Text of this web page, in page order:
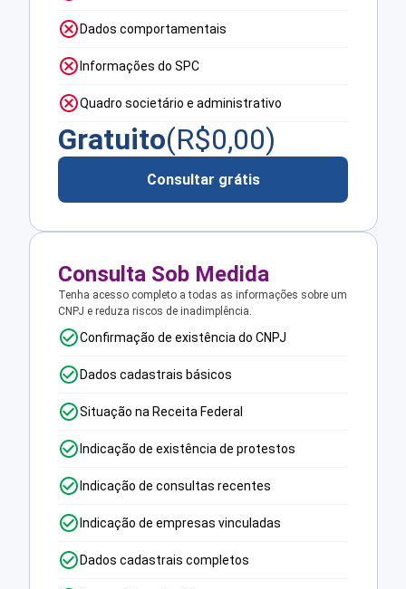
Dados comportamentais
Informações do SPC
Quadro societário e administrativo
Gratuito(R$0,00)
Consultar grátis
Consulta Sob Medida
Tenha acesso completo a todas as informações sobre um
CNPJ e reduza riscos de inadimplência.
Confirmação de existência do CNPJ
Dados cadastrais básicos
Situação na Receita Federal
Indicação de existência de protestos
Indicação de consultas recentes
Indicação de empresas vinculadas
Dados cadastrais completos